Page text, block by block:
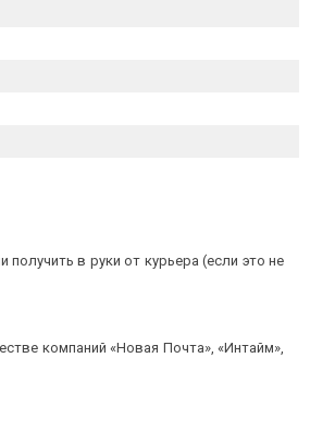
в руки от курьера (если это не
компаний «Новая Почта», «Интайм»,